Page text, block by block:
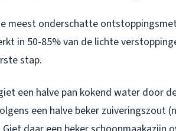
meest onderschatte
in 50-85% van de lichte
stap.
een halve pan kokend water door
een halve beker zuiveringszout